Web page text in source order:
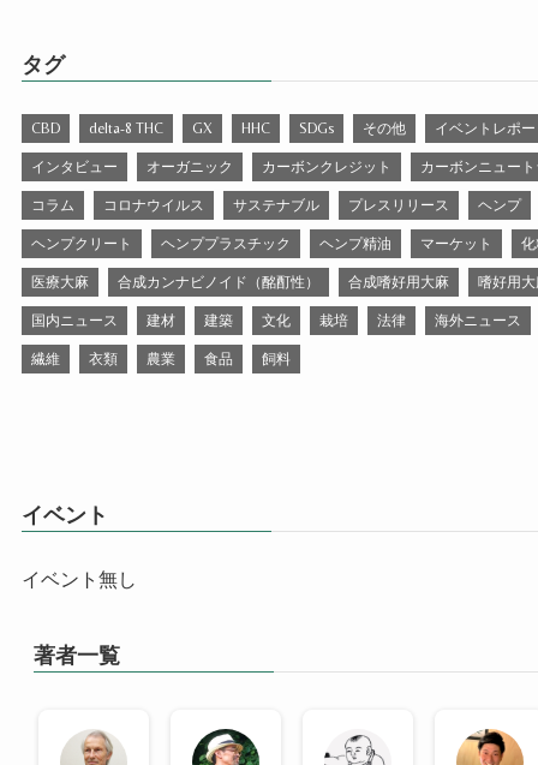
タグ
CBD delta-8 THC GX HHC SDGs その他 イベントレポ
インタビュー オーガニック カーボンクレジット カーボンニュー
コラム コロナウイルス サステナブル プレスリリース ヘンプ
ヘンプクリート ヘンププラスチック ヘンプ精油 マーケット
医療大麻 合成カンナビノイド（酩酊性） 合成嗜好用大麻 嗜好用
国内ニュース 建材 建築 文化 栽培 法律 海外ニュース
繊維 衣類 農業 食品 飼料
イベント
イベント無し
著者一覧